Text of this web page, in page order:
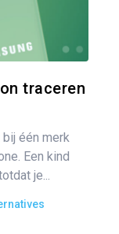
traceren
één merk
Een kind
je...